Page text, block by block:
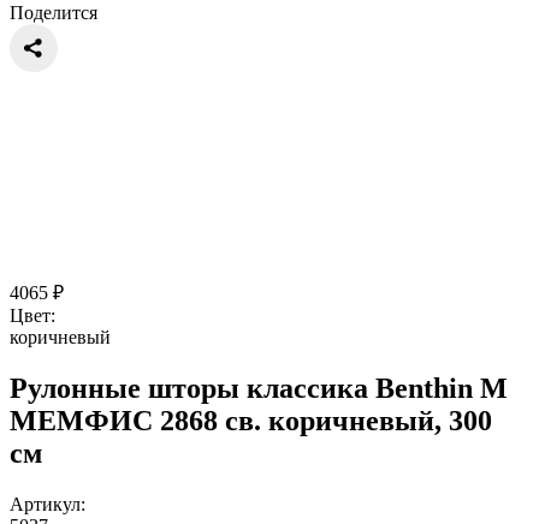
Поделится
4065 ₽
Цвет:
коричневый
Рулонные шторы классика Benthin M
МЕМФИС 2868 св. коричневый, 300
см
Артикул: